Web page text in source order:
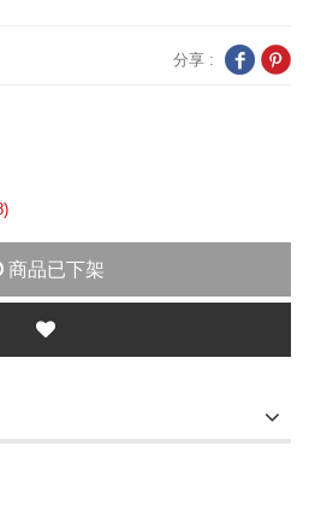
分享 :
商品已下架